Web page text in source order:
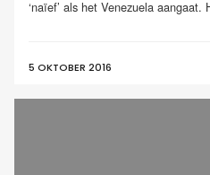
‘naïef’ als het Venezuela
5 OKTOBER 2016